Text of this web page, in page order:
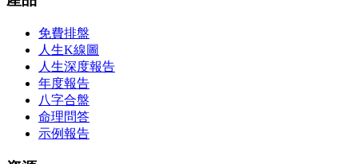
免費排盤
人生K線圖
人生深度報告
年度報告
八字合盤
命理問答
示例報告